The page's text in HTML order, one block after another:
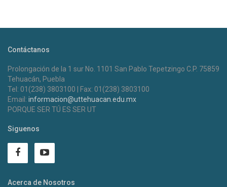
Contáctanos
Prolongación de la 1 sur No. 1101 San Pablo Tepetzingo C.P. 75859
Tehuacán, Puebla
Tel: 01(238) 3803100 | Fax: 01(238) 3803100
Email: informacion@uttehuacan.edu.mx
PORQUE SER TÚ ES SER UT
Siguenos
Acerca de Nosotros